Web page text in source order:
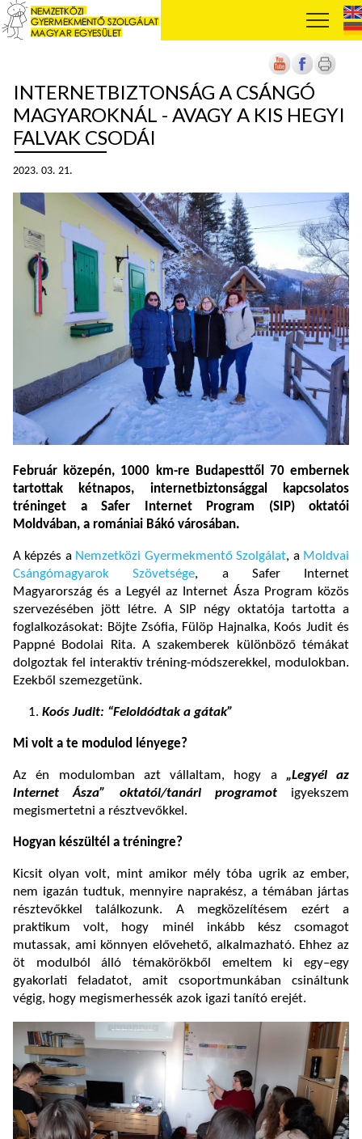
INTERNETBIZTONSÁG A CSÁNGÓ
MAGYAROKNÁL - AVAGY A KIS HEGYI
FALVAK CSODÁI
2023. 03. 21.
Február közepén, 1000 km-re Budapesttől 70 embernek
tartottak kétnapos, internetbiztonsággal kapcsolatos
tréninget a Safer Internet Program (SIP) oktatói
Moldvában, a romániai Bákó városában.
A képzés a Nemzetközi Gyermekmentő Szolgálat, a Moldvai
Csángómagyarok Szövetsége, a Safer Internet
Magyarország és a Legyél az Internet Ásza Program közös
szervezésében jött létre. A SIP négy oktatója tartotta a
foglalkozásokat: Böjte Zsófia, Fülöp Hajnalka, Koós Judit és
Pappné Bodolai Rita. A szakemberek különböző témákat
dolgoztak fel interaktív tréning-módszerekkel, modulokban.
Ezekből szemezgetünk.
Koós Judit: “Feloldódtak a gátak”
Mi volt a te modulod lényege?
Az én modulomban azt vállaltam, hogy a „Legyél az
Internet Ásza” oktatói/tanári programotigyekszem
megismertetni a résztvevőkkel.
Hogyan készültél a tréningre?
Kicsit olyan volt, mint amikor mély tóba ugrik az ember,
nem igazán tudtuk, mennyire naprakész, a témában jártas
résztevőkkel találkozunk. A megközelítésem ezért a
praktikum volt, hogy minél inkább kész csomagot
mutassak, ami könnyen elővehető, alkalmazható. Ehhez az
öt modulból álló témakörökből emeltem ki egy–egy
gyakorlati feladatot, amit csoportmunkában csináltunk
végig, hogy megismerhessék azok igazi tanító erejét.